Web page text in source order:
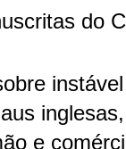
do
e